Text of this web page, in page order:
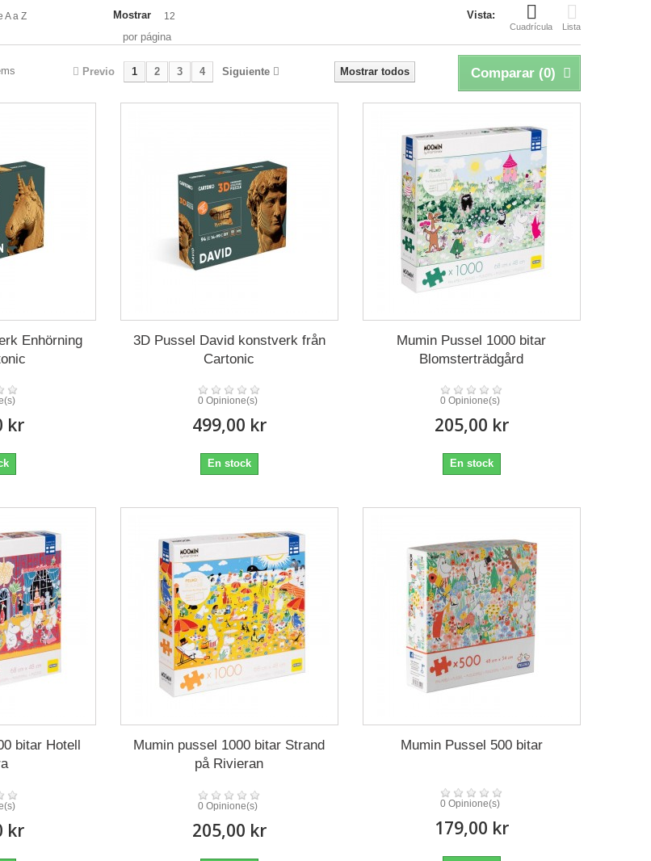
Vista:
Cuadrícula Lista
A a Z Mostrar 12
por página
Comparar (0)
Mostrar todos
Previo 1 2 3 4 Siguiente
Enhörning
kr
3D Pussel David konstverk från
Cartonic
0 Opinione(s)
499,00 kr
En stock
Mumin Pussel 1000 bitar
Blomsterträdgård
0 Opinione(s)
205,00 kr
En stock
bitar Hotell
kr
Mumin pussel 1000 bitar Strand
på Rivieran
0 Opinione(s)
205,00 kr
Mumin Pussel 500 bitar
0 Opinione(s)
179,00 kr